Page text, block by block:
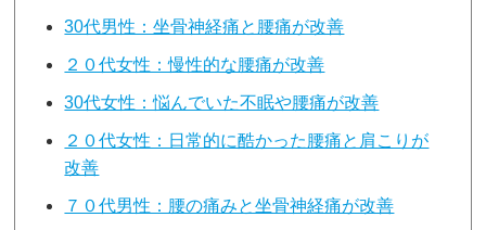
30代男性：坐骨神経痛と腰痛が改善
２０代女性：慢性的な腰痛が改善
30代女性：悩んでいた不眠や腰痛が改善
２０代女性：日常的に酷かった腰痛と肩こりが
改善
７０代男性：腰の痛みと坐骨神経痛が改善